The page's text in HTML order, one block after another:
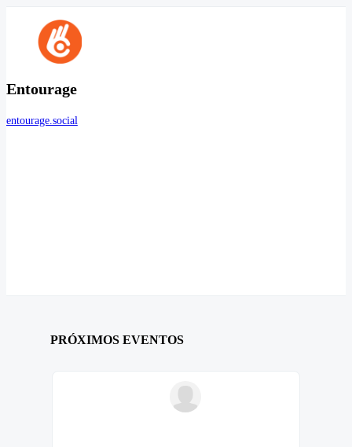
Entourage
entourage.social
PRÓXIMOS EVENTOS